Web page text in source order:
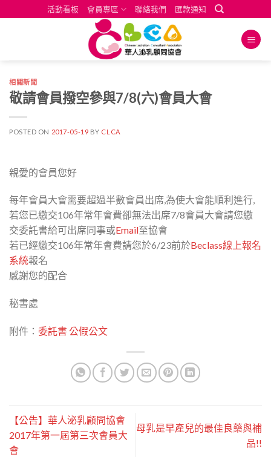
to
活動看板 會員專區 聯絡我們 匯款通知
相關新聞
敬請會員撥空參與7/8(六)會員大會
POSTED ON 2017-05-19 BY CLCA
親愛的會員您好
每年會員大會需要超過半數會員出席,為使大會能順利進行,
若您已繳交106年常年會費卻無法出席7/8會員大會請您繳
交委託書給可出席同事或Email至協會
若已經繳交106年常年會費請您於6/23前於Beclass線上報名
系統報名
感謝您的配合
秘書處
附件： 委託書公假公文
【公告】華人泌乳顧問協會
2017年第一屆第三次會員大
會
母乳是早產兒的最佳良藥與補
品!!